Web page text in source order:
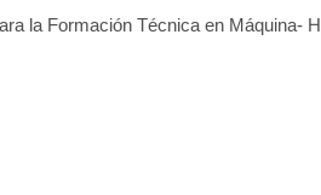
la Formación Técnica en Máquina-